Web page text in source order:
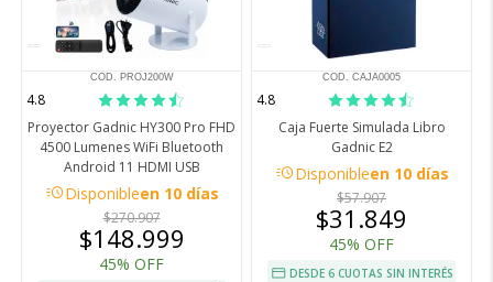
COD. PROJ200W
4.8
Proyector Gadnic HY300 Pro FHD
4500 Lumenes WiFi Bluetooth
Android 11 HDMI USB
acuteDisponibleen 10 días
$270.907
$148.999
45% OFF
COD. CAJA0005
4.8
Caja Fuerte Simulada Libro
Gadnic E2
acuteDisponibleen 10 días
$57.907
$31.849
45% OFF
DESDE 6 CUOTAS SIN INTERÉS